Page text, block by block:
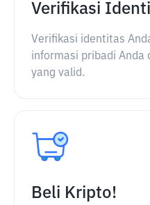
Verifikasi
Verifikasi identitas
informasi pribadi Anda
yang valid.
Beli Kripto!